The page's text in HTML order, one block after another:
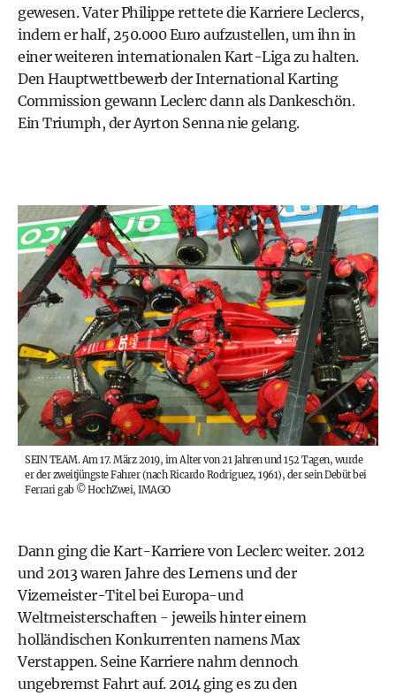
gewesen. Vater Philippe rettete die Karriere Leclercs,
indem er half, 250.000 Euro aufzustellen, um ihn in
einer weiteren internationalen Kart-Liga zu halten.
Den Hauptwettbewerb der International Karting
Commission gewann Leclerc dann als Dankeschön.
Ein Triumph, der Ayrton Senna nie gelang.
SEIN TEAM. Am 17. März 2019, im Alter von 21 Jahren und 152 Tagen, wurde
er der zweitjüngste Fahrer (nach Ricardo Rodriguez, 1961), der sein Debüt bei
Ferrari gab©HochZwei, IMAGO
Dann ging die Kart-Karriere von Leclerc weiter. 2012
und 2013 waren Jahre des Lernens und der
Vizemeister-Titel bei Europa-und
Weltmeisterschaften - jeweils hinter einem
holländischen Konkurrenten namens Max
Verstappen. Seine Karriere nahm dennoch
ungebremst Fahrt auf. 2014 ging es zu den